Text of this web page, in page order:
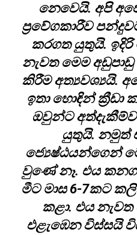
නෙවෙයි. අපි
ප්‍රවේගකාරීව
කරගත යුතුයි. ඉදි‍රි
නැවත මෙම
කිරීම අත්‍යවශ්‍යයි.
ඉතා හොඳින් ක්‍රීඩා
ඔවුන්ට
යුතුයි. නමුත්
ජ්‍යෙෂ්ඨයන්ගෙන්
වුණේ නෑ. එ‍ය
මීට මාස 6-7කට
කළා. එය
එළැඹෙන විස්සයි